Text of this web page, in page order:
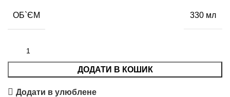
ОБ`ЄМ 330 мл
ДОДАТИ В КОШИК
Додати в улюблене